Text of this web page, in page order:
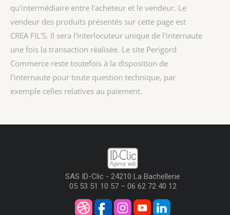
qu'intermédiaire entre l'acheteur et le vendeur. Le
vendeur des produits présentés sur cette page est
CREA FIL'S. Il sera l'interlocuteur unique de l'internaute
une fois la transaction réalisée. Le site Perigord
Commerce reste toutefois à la disposition de
l'internaute pour toute question technique, par
exemple celles relatives au paiement.
SAS ID-Clic - 24210 La Bachellerie
05 53 51 10 57 – 06 62 72 40 12